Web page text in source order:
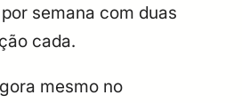
semana com duas
cada.
mesmo no